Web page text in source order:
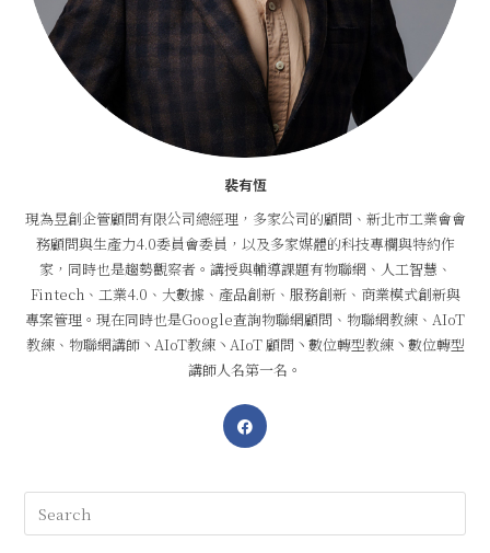
裴有恆
現為昱創企管顧問有限公司總經理，多家公司的顧問、新北市工業會會
務顧問與生產力4.0委員會委員，以及多家媒體的科技專欄與特約作
家，同時也是趨勢觀察者。講授與輔導課題有物聯網、人工智慧、
Fintech、工業4.0、大數據、產品創新、服務創新、商業模式創新與
專案管理。現在同時也是Google查詢物聯網顧問、物聯網教練、AIoT
教練、物聯網講師丶AIoT教練丶AIoT 顧問丶數位轉型教練丶數位轉型
講師人名第一名。